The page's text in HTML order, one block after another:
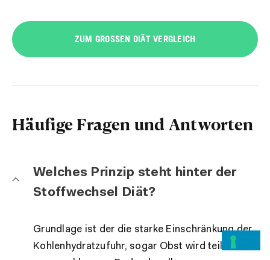
ZUM GROSSEN DIÄT VERGLEICH
Häufige Fragen und Antworten
Welches Prinzip steht hinter der
Stoffwechsel Diät?
Grundlage ist der die starke Einschränkung der
Kohlenhydratzufuhr, sogar Obst wird teilweise